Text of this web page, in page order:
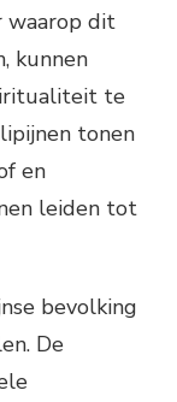
waarop dit
kunnen
te
tonen
en
leiden tot
bevolking
De